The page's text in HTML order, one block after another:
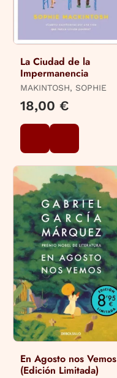
La Ciudad de la
Impermanencia
MAKINTOSH, SOPHIE
18,00 €
En Agosto nos Vemos
(Edición Limitada)